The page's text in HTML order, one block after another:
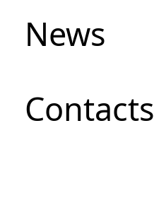
News
Сontacts